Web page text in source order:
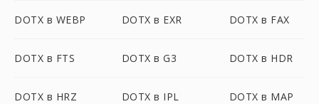
DOTX в WEBP DOTX в EXR DOTX в FAX
DOTX в FTS DOTX в G3 DOTX в HDR
DOTX в HRZ DOTX в IPL DOTX в MAP